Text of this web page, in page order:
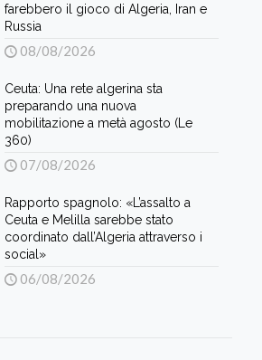
farebbero il gioco di Algeria, Iran e
Russia
08/08/2026
Ceuta: Una rete algerina sta
preparando una nuova
mobilitazione a metà agosto (Le
360)
07/08/2026
Rapporto spagnolo: «L’assalto a
Ceuta e Melilla sarebbe stato
coordinato dall’Algeria attraverso i
social»
06/08/2026